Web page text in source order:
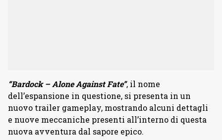
“Bardock – Alone Against Fate”, il nome
dell’espansione in questione, si presenta in un
nuovo trailer gameplay, mostrando alcuni dettagli
e nuove meccaniche presenti all’interno di questa
nuova avventura dal sapore epico.